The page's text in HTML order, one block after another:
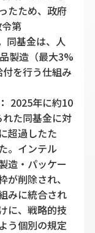
たため、政府
第
同基金は、人
製造（最大3%
を行う仕組み
2025年に約10
た同基金に対
超過したた
。インテル
造・パッケー
削除され、
みに統合され
に、戦略的技
う個別の規定